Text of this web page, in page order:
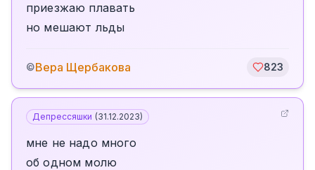
приезжаю плавать
но мешают льды
©Вера Щербакова 823
Депрессяшки (31.12.2023)
мне не надо много
об одном молю